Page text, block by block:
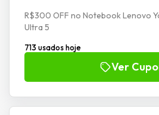
R$300 OFF no Notebook Lenovo
Ultra 5
713 usados hoje
Ver